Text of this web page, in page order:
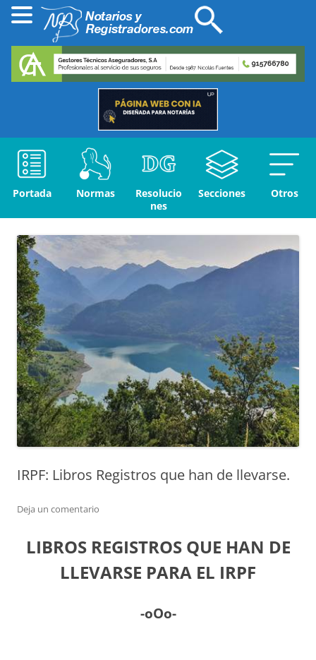
Portada Normas
Resolucio
nes
Secciones Otros
IRPF: Libros Registros que han de llevarse.
Deja un comentario
LIBROS REGISTROS QUE HAN DE
LLEVARSE PARA EL IRPF
-oOo-